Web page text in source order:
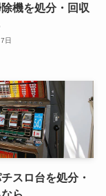
機を処分・回収
日
スロ台を処分・